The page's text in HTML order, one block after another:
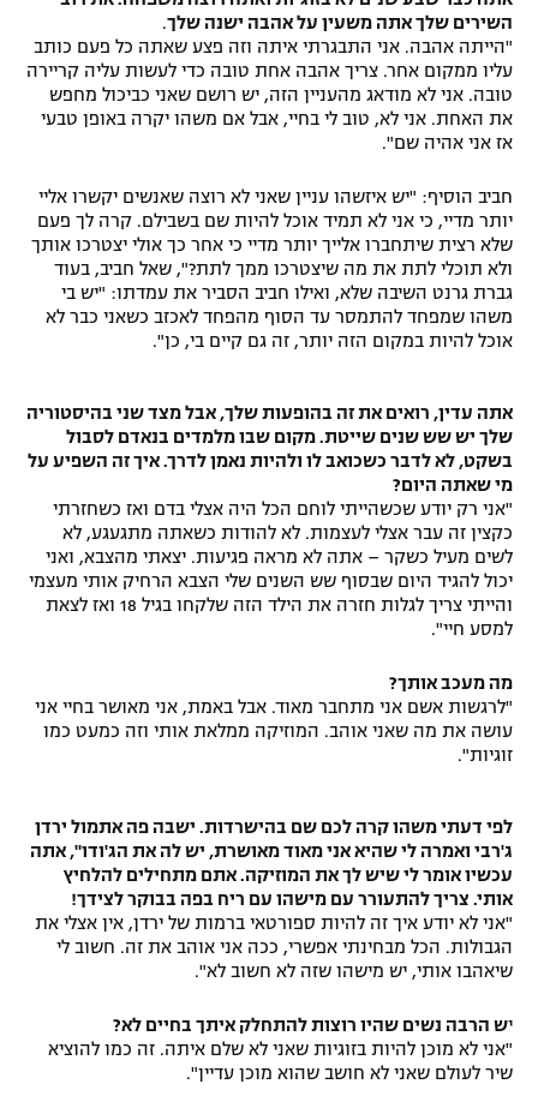
תקנון פעילות ספורט 1
רשיון להקרנה פומבית לבית עסק
הצטרפות לחבילת הערוצים
תגיות
המגזין
השירים שלך אתה משעין על אהבה ישנה שלך.
"הייתה אהבה. אני התבגרתי איתה וזה פצע שאתה כל פעם כותב
עליו ממקום אחר. צריך אהבה אחת טובה כדי לעשות עליה קריירה
טובה. אני לא מודאג מהעניין הזה, יש רושם שאני כביכול מחפש
את האחת. אני לא, טוב לי בחיי, אבל אם משהו יקרה באופן טבעי
אז אני אהיה שם".
חביב הוסיף: "יש איזשהו עניין שאני לא רוצה שאנשים יקשרו אליי
יותר מדיי, כי אני לא תמיד אוכל להיות שם בשבילם. קרה לך פעם
שלא רצית שיתחברו אלייך יותר מדיי כי אחר כך אולי יצטרכו אותך
ולא תוכלי לתת את מה שיצטרכו ממך לתת?", שאל חביב, בעוד
גברת גרנט השיבה שלא, ואילו חביב הסביר את עמדתו: "יש בי
משהו שמפחד להתמסר עד הסוף מהפחד לאכזב כשאני כבר לא
אוכל להיות במקום הזה יותר, זה גם קיים בי, כן".
אתה עדין, רואים את זה בהופעות שלך, אבל מצד שני בהיסטוריה
שלך יש שש שנים שייטת. מקום שבו מלמדים בנאדם לסבול
בשקט, לא לדבר כשכואב לו ולהיות נאמן לדרך. איך זה השפיע על
מי שאתה היום?
"אני רק יודע שכשהייתי לוחם הכל היה אצלי בדם ואז כשחזרתי
כקצין זה עבר אצלי לעצמות. לא להודות כשאתה מתגעגע, לא
לשים מעיל כשקר – אתה לא מראה פגיעות. יצאתי מהצבא, ואני
יכול להגיד היום שבסוף שש השנים שלי הצבא הרחיק אותי מעצמי
והייתי צריך לגלות חזרה את הילד הזה שלקחו בגיל 18 ואז לצאת
למסע חיי".
מה מעכב אותך?
"לרגשות אשם אני מתחבר מאוד. אבל באמת, אני מאושר בחיי אני
עושה את מה שאני אוהב. המוזיקה ממלאת אותי וזה כמעט כמו
זוגיות".
לפי דעתי משהו קרה לכם שם בהישרדות. ישבה פה אתמול ירדן
ג'רבי ואמרה לי שהיא אני מאוד מאושרת, יש לה את הג'ודו", אתה
עכשיו אומר לי שיש לך את המוזיקה. אתם מתחילים להלחיץ
אותי. צריך להתעורר עם מישהו עם ריח בפה בבוקר לצידך!
"אני לא יודע איך זה להיות ספורטאי ברמות של ירדן, אין אצלי את
הגבולות. הכל מבחינתי אפשרי, ככה אני אוהב את זה. חשוב לי
שיאהבו אותי, יש מישהו שזה לא חשוב לא".
יש הרבה נשים שהיו רוצות להתחלק איתך בחיים לא?
"אני לא מוכן להיות בזוגיות שאני לא שלם איתה. זה כמו להוציא
שיר לעולם שאני לא חושב שהוא מוכן עדיין".